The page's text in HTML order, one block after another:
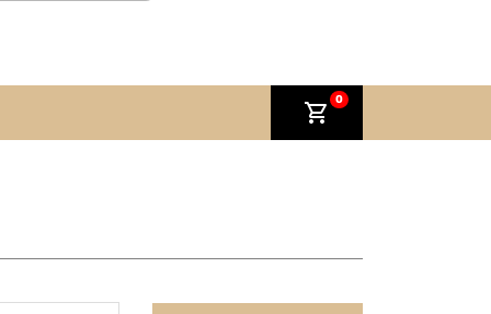
shopping_cart 0